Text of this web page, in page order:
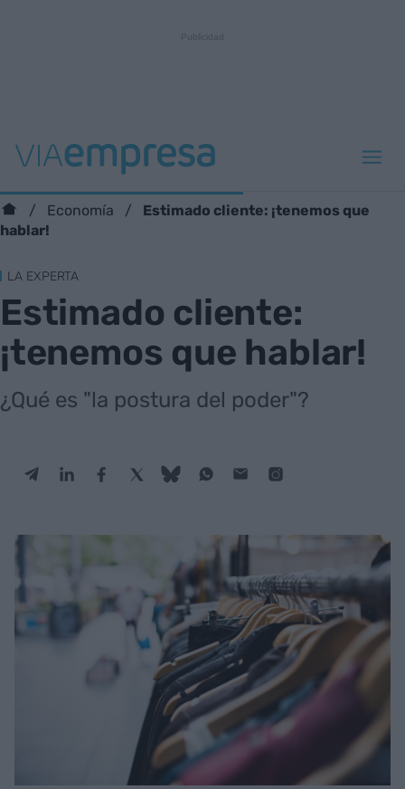
Economía
Estimado cliente: ¡tenemos que
hablar!
LA EXPERTA
Estimado cliente:
¡tenemos que hablar!
¿Qué es "la postura del poder"?